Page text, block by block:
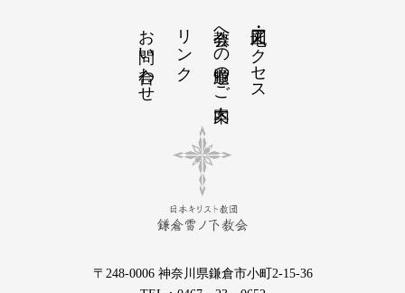
地図・アクセス
教会への道順のご案内
リンク
お問い合わせ
〒248-0006 神奈川県鎌倉市小町2-15-36